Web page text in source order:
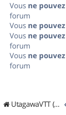
Vous ne
forum
Vous ne
Vous ne
forum
Vous ne
forum
UtagawaVTT (Randos VTT et VTTAE avec traces GPS)